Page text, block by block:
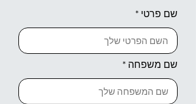
שם פרטי
שם משפחה